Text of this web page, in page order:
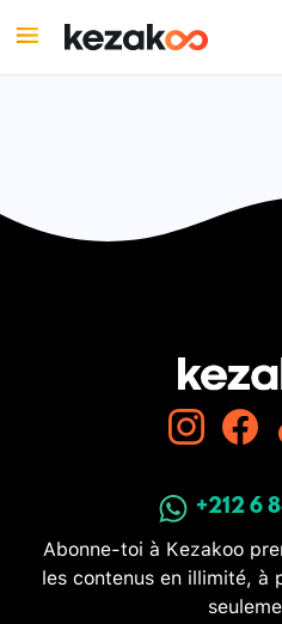
+212 6
Abonne-toi à Kezakoo
les contenus en illimité, à